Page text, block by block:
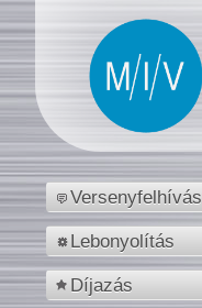
Versenyfelhívás
Lebonyolítás
Díjazás